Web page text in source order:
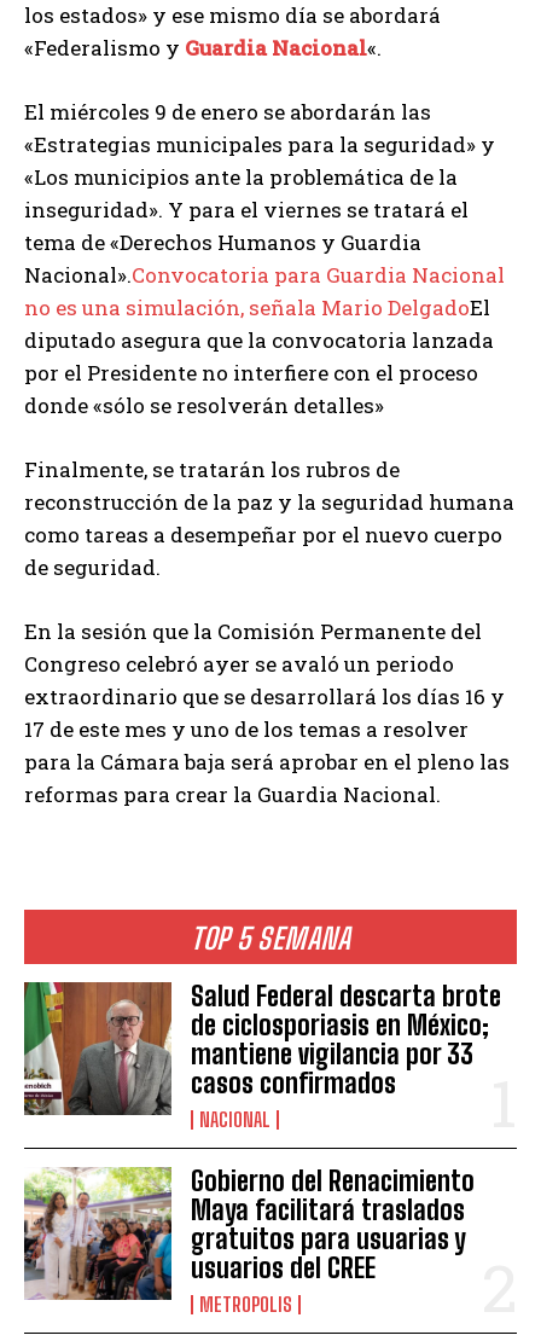
TOP 5 SEMANA
Salud Federal descarta brote
de ciclosporiasis en México;
mantiene vigilancia por 33
casos confirmados
NACIONAL
Gobierno del Renacimiento
Maya facilitará traslados
gratuitos para usuarias y
usuarios del CREE
METROPOLIS
los estados» y ese mismo día se abordará
«Federalismo y Guardia Nacional«.
El miércoles 9 de enero se abordarán las
«Estrategias municipales para la seguridad» y
«Los municipios ante la problemática de la
inseguridad». Y para el viernes se tratará el
tema de «Derechos Humanos y Guardia
Nacional».Convocatoria para Guardia Nacional
no es una simulación, señala Mario DelgadoEl
diputado asegura que la convocatoria lanzada
por el Presidente no interfiere con el proceso
donde «sólo se resolverán detalles»
Finalmente, se tratarán los rubros de
reconstrucción de la paz y la seguridad humana
como tareas a desempeñar por el nuevo cuerpo
de seguridad.
En la sesión que la Comisión Permanente del
Congreso celebró ayer se avaló un periodo
extraordinario que se desarrollará los días 16 y
17 de este mes y uno de los temas a resolver
para la Cámara baja será aprobar en el pleno las
reformas para crear la Guardia Nacional.